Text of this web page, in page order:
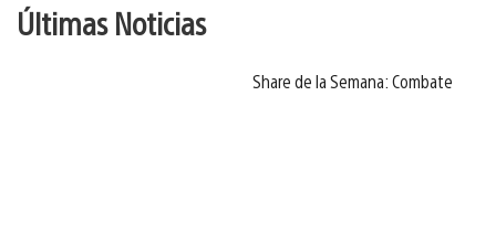
Últimas Noticias
Share de la Semana: Combate